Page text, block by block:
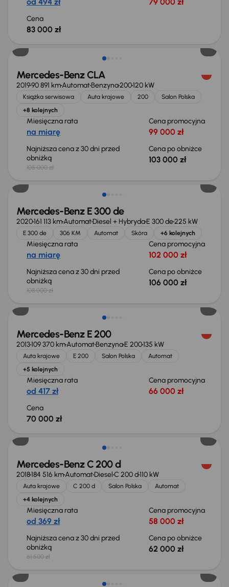
Cena
83 000 zł
Taniej o 2 000 zł
Mercedes-Benz CLA
201990 891 kmAutomatBenzyna200120 kW
Książka serwisowa Auta krajowe 200
Salon Polska
+8 kolejnych
Miesięczna rata
na miarę
Cena promocyjna
99 000 zł
Najniższa cena z 30 dni przed
obniżką
105 000 zł
Cena po obniżce
103 000 zł
Taniej o 2 000 zł
Mercedes-Benz E 300 de
2020161 113 kmAutomatDiesel + HybrydaE 300 de225 kW
E 300 de 306 KM Automat Skóra +6 kolejnych
Miesięczna rata
na miarę
Cena promocyjna
102 000 zł
Najniższa cena z 30 dni przed
obniżką
108 000 zł
Cena po obniżce
106 000 zł
Świeżo skupione
Mercedes-Benz E 200
2013109 370 kmAutomatBenzynaE 200135 kW
Auta krajowe E 200 Salon Polska
Automat
+5 kolejnych
Miesięczna rata
od 417 zł
Cena promocyjna
66 000 zł
Cena
70 000 zł
Mercedes-Benz C 200 d
2018184 516 kmAutomatDieselC 200 d110 kW
Auta krajowe C 200 d Salon Polska
Automat
+4 kolejnych
Miesięczna rata
od 369 zł
Cena promocyjna
58 000 zł
Najniższa cena z 30 dni przed
obniżką
61 500 zł
Cena po obniżce
62 000 zł